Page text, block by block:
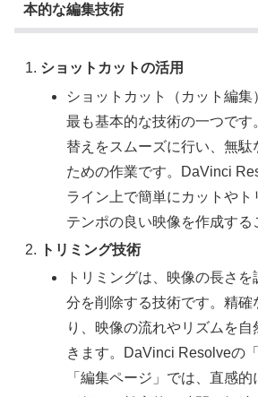
本的な編集技術
ショットカットの活用
ショットカット（カット編
最も基本的な技術の一つです
替えをスムーズに行い、無駄
ための作業です。DaVinci
ライン上で簡単にカットやト
テンポの良い映像を作成する
トリミング技術
トリミングは、映像の長さ
分を削除する技術です。精確
り、映像の流れやリズムを
きます。DaVinci Resolveの
「編集ページ」では、直感